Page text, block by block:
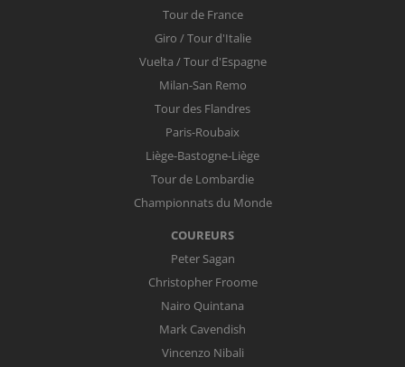
Tour de France
Giro / Tour d'Italie
Vuelta / Tour d'Espagne
Milan-San Remo
Tour des Flandres
Paris-Roubaix
Liège-Bastogne-Liège
Tour de Lombardie
Championnats du Monde
COUREURS
Peter Sagan
Christopher Froome
Nairo Quintana
Mark Cavendish
Vincenzo Nibali